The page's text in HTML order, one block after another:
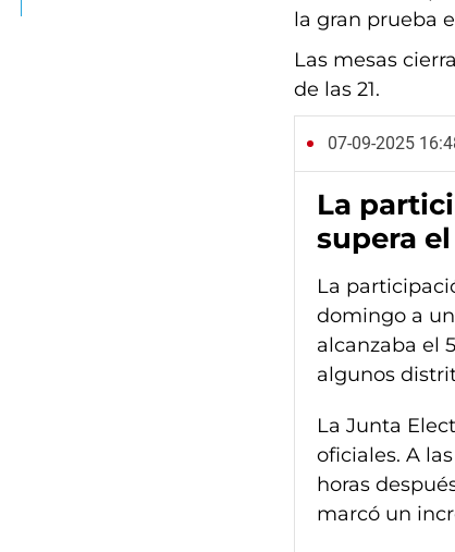
la gran prueba
Las mesas
de las 21.
07-09-2025
La
supera el
La
domingo a
alcanzaba el
algunos
La Junta
oficiales. A
horas
marcó un